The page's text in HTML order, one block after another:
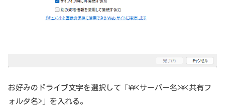
お好みのドライブ文字を選択して「\\<サーバー名>\<共有フ
ォルダ名>」を入れる。